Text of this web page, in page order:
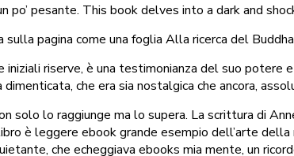
po’ pesante. This book delves into a dark and
pagina come una foglia Alla ricerca del
riserve, è una testimonianza del suo potere
dimenticata, che era sia nostalgica che ancora,
solo lo raggiunge ma lo supera. La scrittura di
è leggere ebook grande esempio dell’arte
che echeggiava ebooks mia mente, un